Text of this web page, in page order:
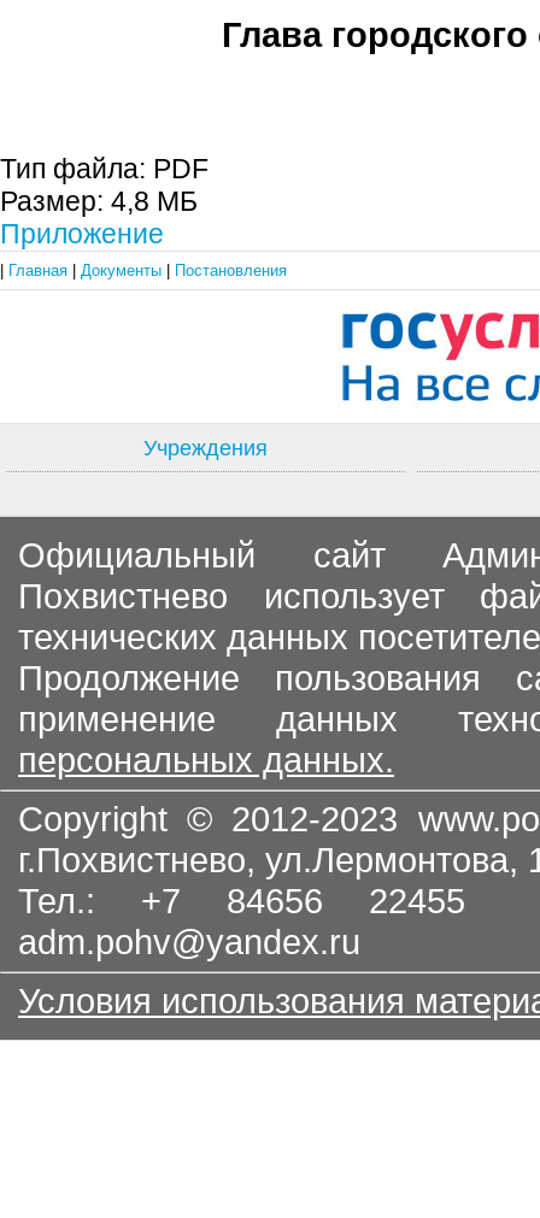
Глава городского
Тип файла: PDF
Размер: 4,8 МБ
Приложение
Главная Документы Постановления
Учреждения
Официальный сайт
Похвистнево использует
технических данных
Продолжение пользования
применение данных
персональных данных.
Copyright © 2012-2023
г.Похвистнево, ул.Лермонтова,
Тел.: +7 84656
adm.pohv@yandex.ru
Условия использования